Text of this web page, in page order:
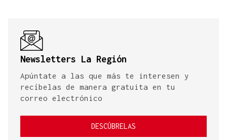
Newsletters La Región
Apúntate a las que más te interesen y
recíbelas de manera gratuita en tu
correo electrónico
DESCÚBRELAS